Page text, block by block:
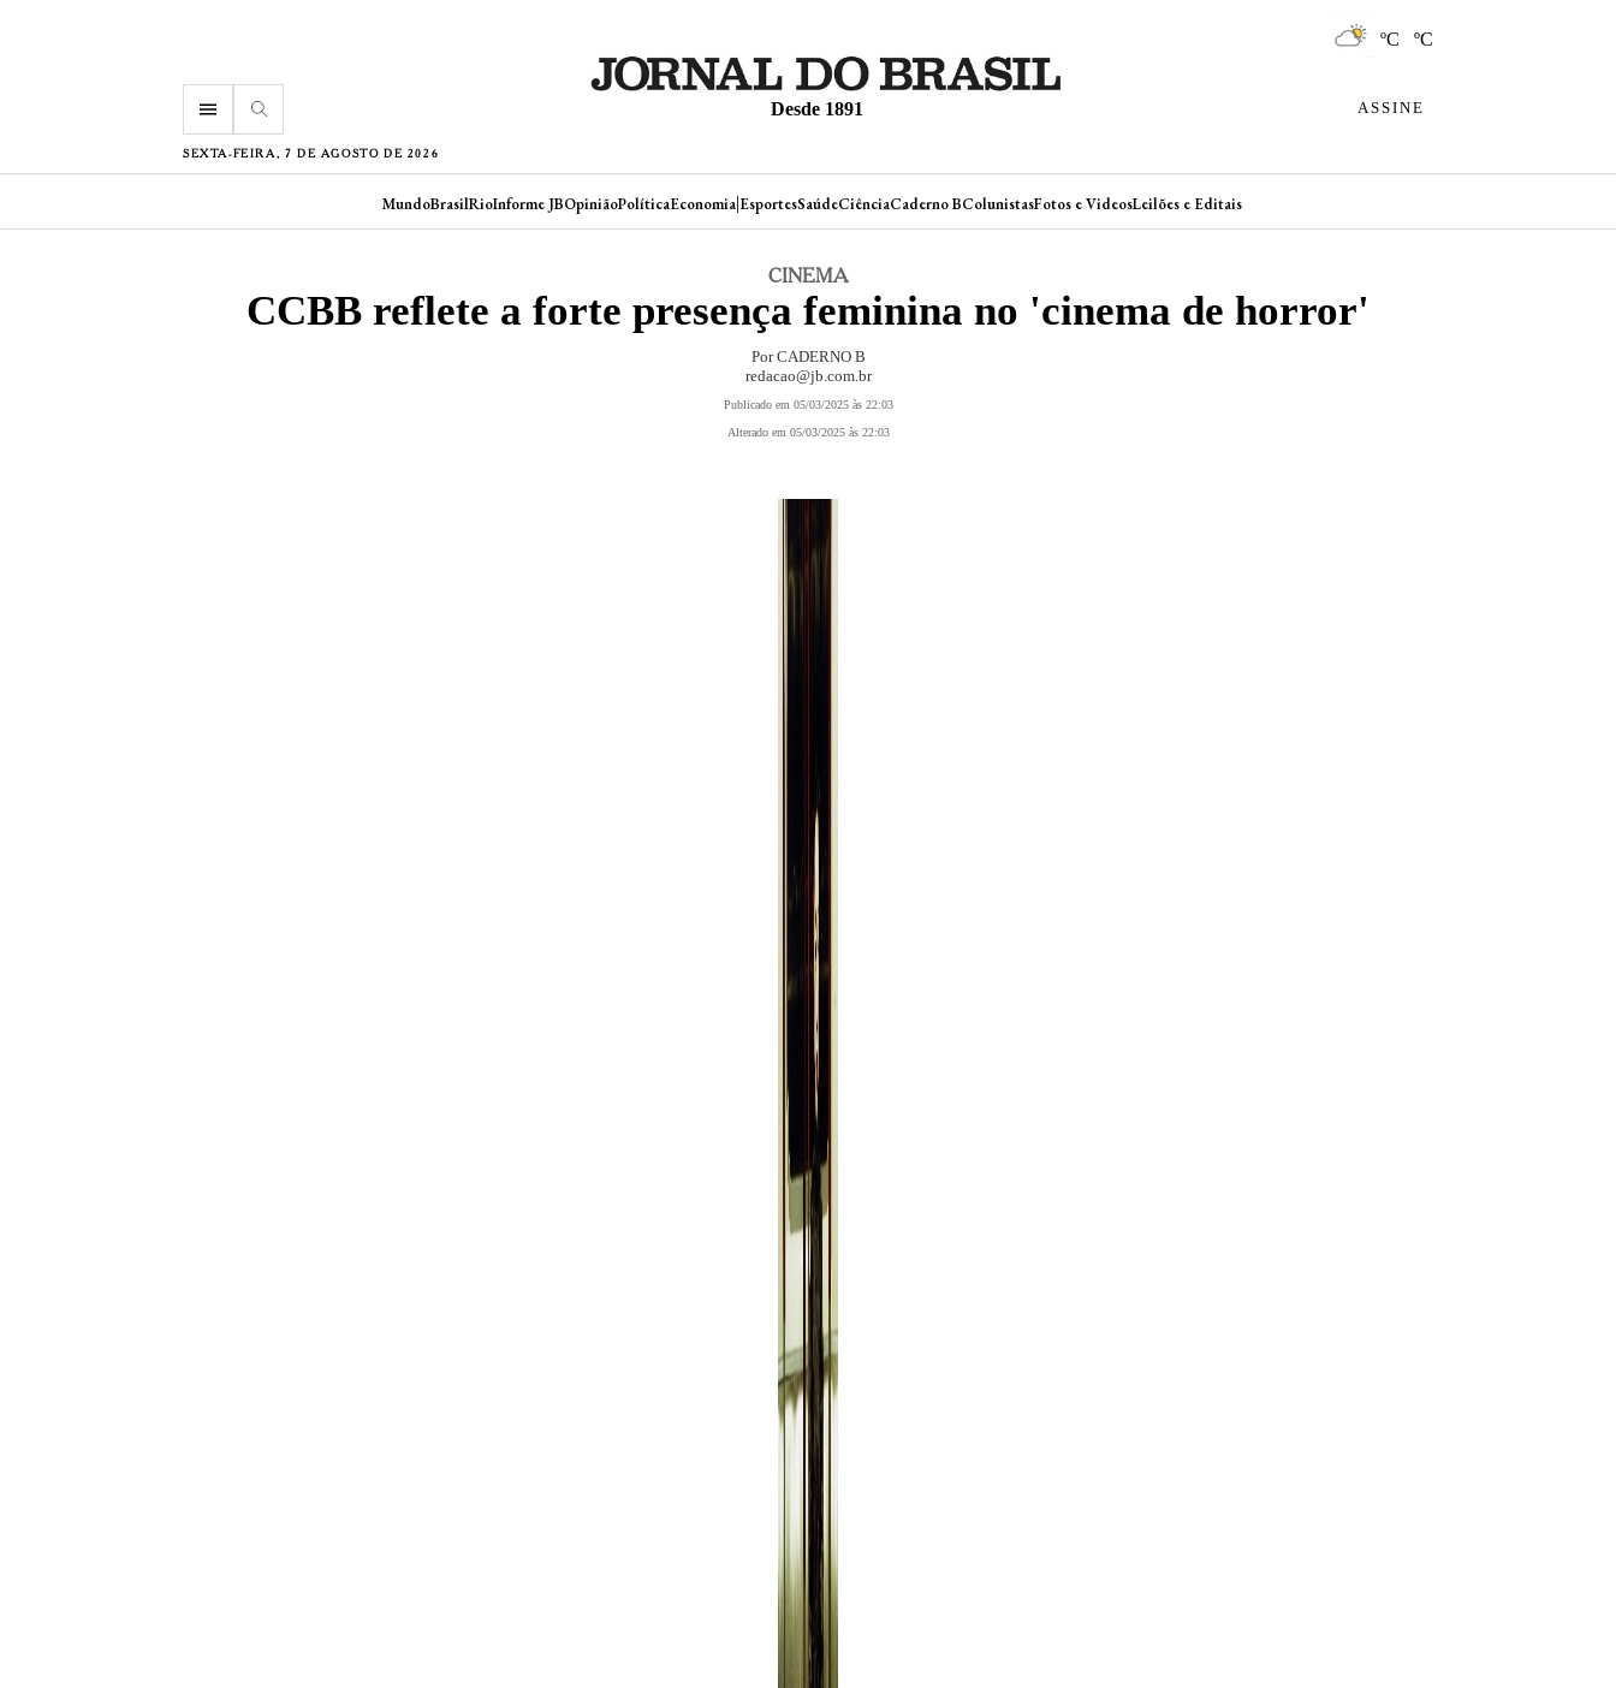
ºC ºC
menu Desde 1891 ASSINE
SEXTA-FEIRA, 7 DE AGOSTO DE 2026
MundoBrasilRioInforme JBOpiniãoPolíticaEconomia|EsportesSaúdeCiênciaCaderno BColunistasFotos e VideosLeilões e Editais
CINEMA
CCBB reflete a forte presença feminina no 'cinema de horror'
Por CADERNO B
redacao@jb.com.br
Publicado em 05/03/2025 às 22:03
Alterado em 05/03/2025 às 22:03